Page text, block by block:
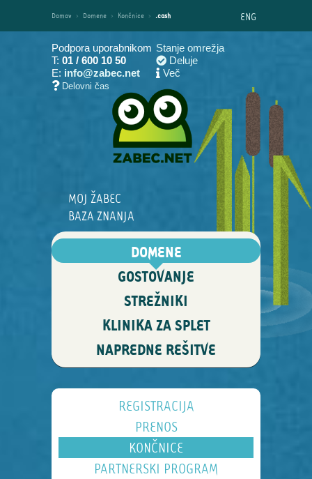
Domov › Domene › Končnice › .cash ENG
Podpora uporabnikom
T: 01 / 600 10 50
E: info@zabec.net
Delovni čas
Stanje omrežja
Deluje
Več
MOJ ŽABEC
BAZA ZNANJA
DOMENE
GOSTOVANJE
STREŽNIKI
KLINIKA ZA SPLET
NAPREDNE REŠITVE
REGISTRACIJA
PRENOS
KONČNICE
PARTNERSKI PROGRAM